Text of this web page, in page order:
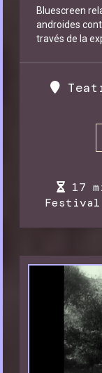
Bluescreen
androides
través de la
17
Festival